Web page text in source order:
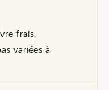
frais,
variées à